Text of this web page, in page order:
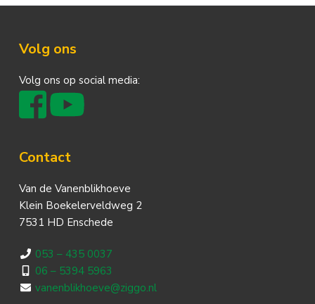
Footer
Volg ons
Volg ons op social media:
Contact
Van de Vanenblikhoeve
Klein Boekelerveldweg 2
7531 HD Enschede
053 – 435 0037
06 – 5394 5963
vanenblikhoeve@ziggo.nl